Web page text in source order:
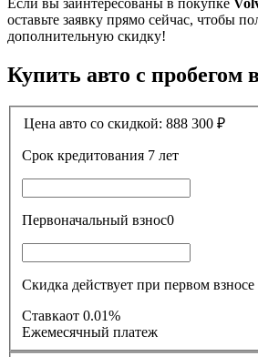
Если вы заинтересованы в покупке
оставьте заявку прямо сейчас, чтобы
дополнительную скидку!
Купить авто с пробегом
Цена авто со скидкой: 888 300 ₽
Срок кредитования 7 лет
Первоначальный взнос0
Скидка действует при первом взносе
Ставкаот 0.01%
Ежемесячный платеж